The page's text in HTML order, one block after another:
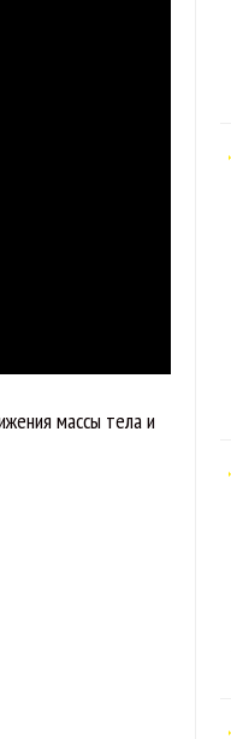
массы тела и